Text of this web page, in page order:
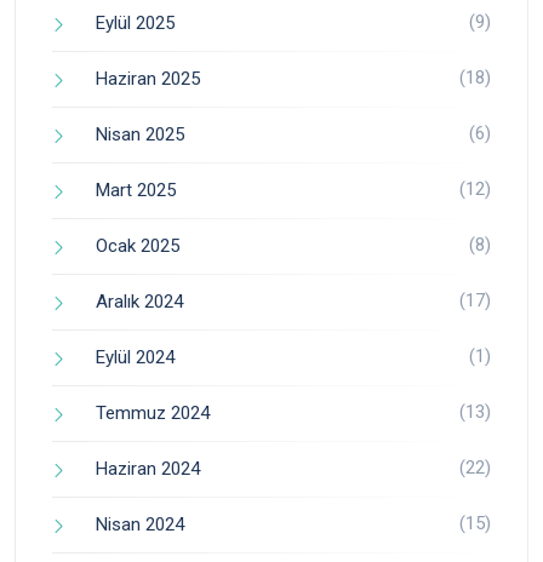
Eylül 2025 (9)
Haziran 2025 (18)
Nisan 2025 (6)
Mart 2025 (12)
Ocak 2025 (8)
Aralık 2024 (17)
Eylül 2024 (1)
Temmuz 2024 (13)
Haziran 2024 (22)
Nisan 2024 (15)